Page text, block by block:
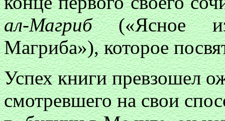
ал-Магриб(«Ясное
Магриба»), которое
Успех книги превзошел
смотревшего на свои